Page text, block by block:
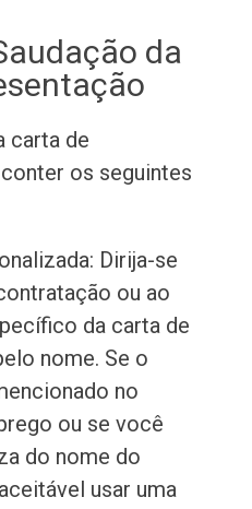
da
carta de
os seguintes
Dirija-se
ou ao
da carta de
nome. Se o
no
ou se você
do nome do
usar uma